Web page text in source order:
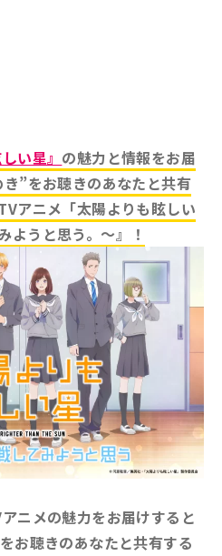
い星』 の魅力と情報をお届
”をお聴きのあなたと共有
アニメ「太陽よりも眩しい
ようと思う。～』！
ニメの魅力をお届けすると
お聴きのあなたと共有する